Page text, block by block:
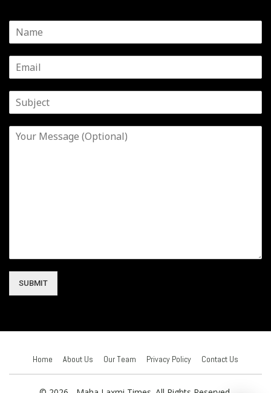
SUBMIT
Home About Us Our Team Privacy Policy Contact Us